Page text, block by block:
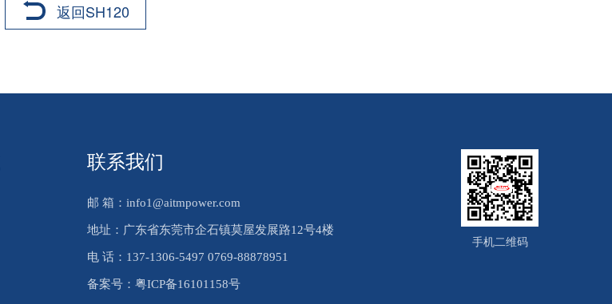
返回SH120
联系我们
邮 箱：info1@aitmpower.com
地址：广东省东莞市企石镇莫屋发展路12号4楼
电 话：137-1306-5497 0769-88878951
备案号： 粤ICP备16101158号
手机二维码